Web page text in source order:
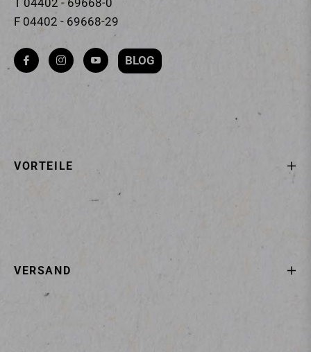
T 04402 - 69668-0
F 04402 - 69668-29
Fb Ins You
BLOG
VORTEILE
VERSAND